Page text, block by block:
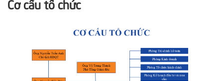
Cơ cấu tổ chức